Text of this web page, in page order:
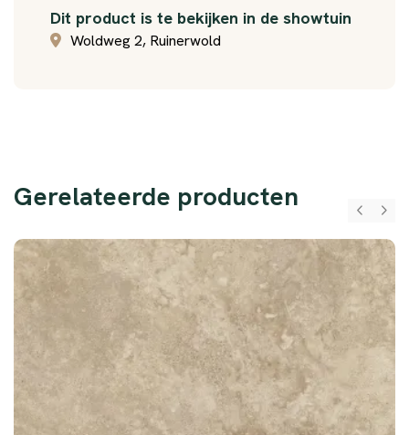
Dit product is te bekijken in de showtuin
Woldweg 2, Ruinerwold
Gerelateerde producten